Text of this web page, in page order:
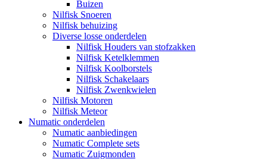
Buizen
Nilfisk Snoeren
Nilfisk behuizing
Diverse losse onderdelen
Nilfisk Houders van stofzakken
Nilfisk Ketelklemmen
Nilfisk Koolborstels
Nilfisk Schakelaars
Nilfisk Zwenkwielen
Nilfisk Motoren
Nilfisk Meteor
Numatic onderdelen
Numatic aanbiedingen
Numatic Complete sets
Numatic Zuigmonden